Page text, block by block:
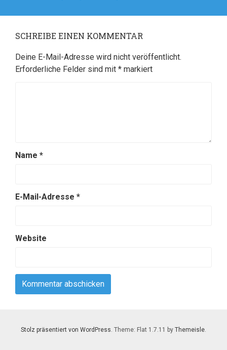
SCHREIBE EINEN KOMMENTAR
Deine E-Mail-Adresse wird nicht veröffentlicht.
Erforderliche Felder sind mit * markiert
Name *
E-Mail-Adresse *
Website
Stolz präsentiert von WordPress . Theme: Flat 1.7.11 by Themeisle